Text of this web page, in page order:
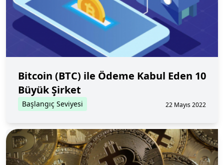
Bitcoin (BTC) ile Ödeme Kabul Eden 10
Büyük Şirket
Başlangıç Seviyesi 22 Mayıs 2022